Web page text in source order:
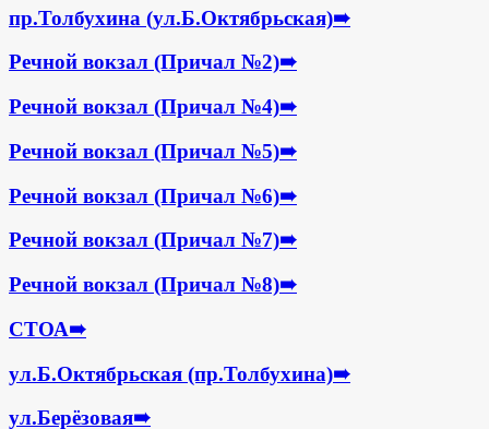
пр.Толбухина (ул.Б.Октябрьская)➠
Речной вокзал (Причал №2)➠
Речной вокзал (Причал №4)➠
Речной вокзал (Причал №5)➠
Речной вокзал (Причал №6)➠
Речной вокзал (Причал №7)➠
Речной вокзал (Причал №8)➠
СТОА➠
ул.Б.Октябрьская (пр.Толбухина)➠
ул.Берёзовая➠